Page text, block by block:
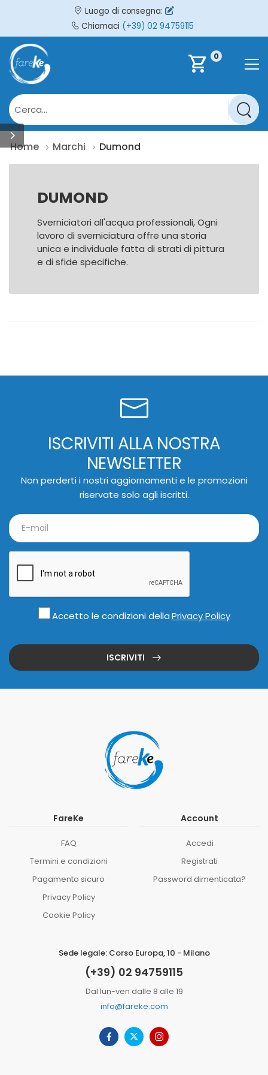
Luogo di consegna:
Chiamaci (+39) 02 94759115
shopping_cart 0
Home Marchi Dumond
DUMOND
Sverniciatori all'acqua professionali, Ogni
lavoro di sverniciatura offre una storia
unica e individuale fatta di strati di pittura
e di sfide specifiche.
ISCRIVITI ALLA NOSTRA
NEWSLETTER
Non perderti i nostri aggiornamenti e le promozioni
riservate solo agli iscritti.
Accetto le condizioni dellaPrivacy Policy
ISCRIVITI
FareKe
FAQ
Termini e condizioni
Pagamento sicuro
Privacy Policy
Cookie Policy
Account
Accedi
Registrati
Password dimenticata?
Sede legale: Corso Europa, 10 - Milano
(+39) 02 94759115
Dal lun-ven dalle 8 alle 19
info@fareke.com